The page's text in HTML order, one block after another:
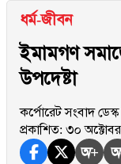
ধর্ম-জীবন
ইমামগণ
উপদেষ্টা
কর্পোরেট সংবাদ ডেস্ক
প্রকাশিত: ৩০
অ+